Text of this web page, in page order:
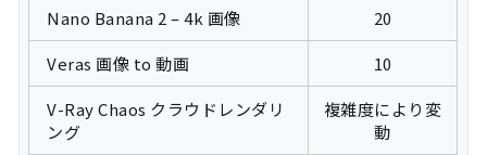
Nano Banana 2 – 4k 画像
20
Veras 画像 to 動画
10
V-Ray Chaos クラウドレンダリ
ング
複雑度により変
動